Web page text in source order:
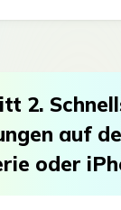
2.
auf
oder